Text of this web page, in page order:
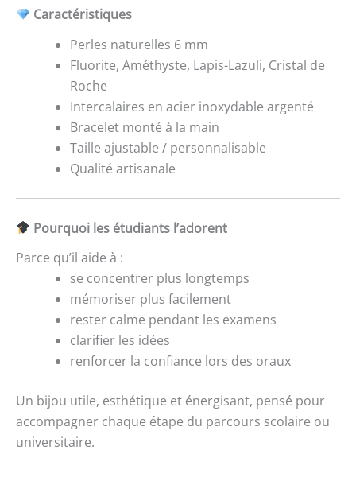
Caractéristiques
Perles naturelles 6 mm
Fluorite, Améthyste, Lapis-Lazuli, Cristal de
Roche
Intercalaires en acier inoxydable argenté
Bracelet monté à la main
Taille ajustable / personnalisable
Qualité artisanale
Pourquoi les étudiants l’adorent
Parce qu’il aide à :
se concentrer plus longtemps
mémoriser plus facilement
rester calme pendant les examens
clarifier les idées
renforcer la confiance lors des oraux
Un bijou utile, esthétique et énergisant, pensé pour
accompagner chaque étape du parcours scolaire ou
universitaire.